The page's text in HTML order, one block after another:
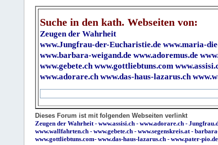
Suche in den kath. Webseiten von:
Zeugen der Wahrheit
www.Jungfrau-der-Eucharistie.de www.maria-
www.barbara-weigand.de www.adoremus.de
www.gebete.ch www.gottliebtuns.com
www.adorare.ch www.das-haus-lazarus.ch
Dieses Forum ist mit folgenden Webseiten verlinkt
Zeugen der Wahrheit- www.assisi.ch - www.adorare.ch -
www.wallfahrten.ch - www.gebete.ch - www.segenskreis.at-
www.gottliebtuns.com- www.das-haus-lazarus.ch - www.pater-pio.de